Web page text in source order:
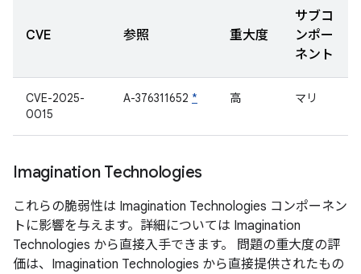
CVE 参照 重大度
サブコ
ンポー
ネント
CVE-2025-
0015
A-376311652 * 高 マリ
Imagination Technologies
これらの脆弱性は Imagination Technologies コンポーネン
トに影響を与えます。詳細については Imagination
Technologies から直接入手できます。 問題の重大度の評
価は、Imagination Technologies から直接提供されたもの